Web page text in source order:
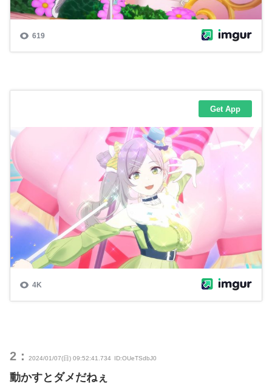
2： 2024/01/07(日) 09:52:41.734 ID:OUeTSdbJ0
動かすとダメだねぇ